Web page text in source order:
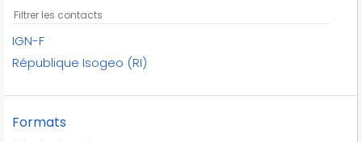
IGN-F
République Isogeo (RI)
Formats